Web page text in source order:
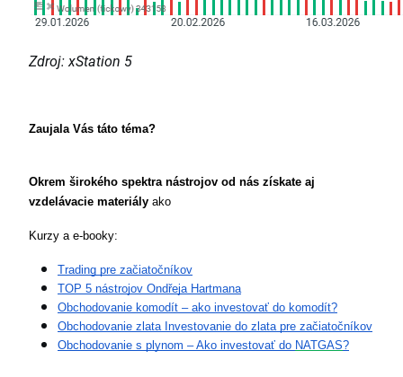
Zdroj: xStation 5
Zaujala Vás táto téma?
Okrem širokého spektra nástrojov od nás získate aj
vzdelávacie materiály ako
Kurzy a e-booky:
Trading pre začiatočníkov
TOP 5 nástrojov Ondřeja Hartmana
Obchodovanie komodít – ako investovať do komodít?
Obchodovanie zlata Investovanie do zlata pre začiatočníkov
Obchodovanie s plynom – Ako investovať do NATGAS?